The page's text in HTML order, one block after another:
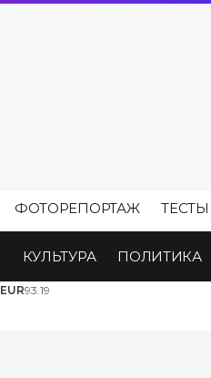
ФОТОРЕПОРТАЖ ТЕСТЫ
КУЛЬТУРА ПОЛИТИКА
EUR93.19